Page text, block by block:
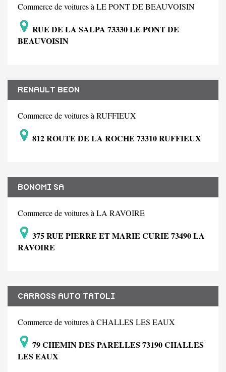
Commerce de voitures à LE PONT DE BEAUVOISIN
RUE DE LA SALPA 73330 LE PONT DE
BEAUVOISIN
RENAULT BEON
Commerce de voitures à RUFFIEUX
812 ROUTE DE LA ROCHE 73310 RUFFIEUX
BONOMI SA
Commerce de voitures à LA RAVOIRE
375 RUE PIERRE ET MARIE CURIE 73490 LA
RAVOIRE
CARROSS AUTO TATOLI
Commerce de voitures à CHALLES LES EAUX
79 CHEMIN DES PARELLES 73190 CHALLES
LES EAUX